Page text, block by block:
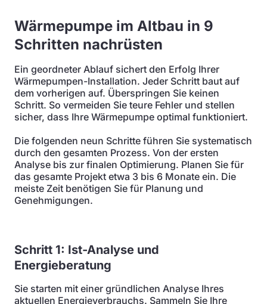
Wärmepumpe im Altbau in 9
Schritten nachrüsten
Ein geordneter Ablauf sichert den Erfolg Ihrer
Wärmepumpen-Installation. Jeder Schritt baut auf
dem vorherigen auf. Überspringen Sie keinen
Schritt. So vermeiden Sie teure Fehler und stellen
sicher, dass Ihre Wärmepumpe optimal funktioniert.
Die folgenden neun Schritte führen Sie systematisch
durch den gesamten Prozess. Von der ersten
Analyse bis zur finalen Optimierung. Planen Sie für
das gesamte Projekt etwa 3 bis 6 Monate ein. Die
meiste Zeit benötigen Sie für Planung und
Genehmigungen.
Schritt 1: Ist-Analyse und
Energieberatung
Sie starten mit einer gründlichen Analyse Ihres
aktuellen Energieverbrauchs. Sammeln Sie Ihre